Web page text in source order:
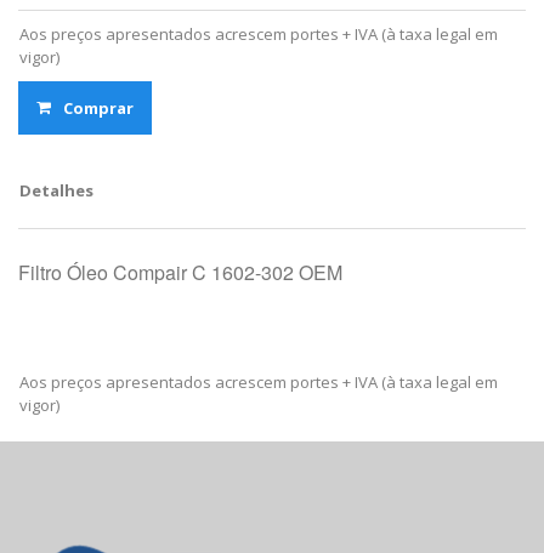
Aos preços apresentados acrescem portes + IVA (à taxa legal em
vigor)
Comprar
Detalhes
Filtro Óleo Compair C 1602-302 OEM
Aos preços apresentados acrescem portes + IVA (à taxa legal em
vigor)